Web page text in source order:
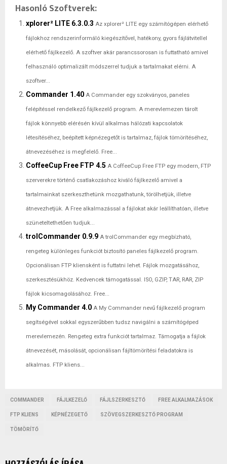
Hasonló Szoftverek:
xplorer² LITE 6.3.0.3 Az xplorer² LITE egy számítógépen elérhető
fájlokhoz rendszerinformáló kiegészítővel, hatékony, gyors fájlátvitellel
elérhető fájlkezelő. A szoftver akár parancssorosan is futtatható amivel
felhasználó optimalizált módszerrel tudjuk a tartalmakat elérni. A
szoftver...
Commander 1.40 A Commander egy szokványos, paneles
felépítéssel rendelkező fájlkezelő program. A merevlemezen tárolt
fájlok könnyebb elérésén kívül alkalmas hálózati kapcsolatok
létesítéséhez, beépített képnézegetőt is tartalmaz, fájlok tömörítéséhez,
átnevezéséhez is megfelelő. Free...
CoffeeCup Free FTP 4.5 A CoffeeCup Free FTP egy modern, FTP
szerverekre történő csatlakozáshoz kiváló fájlkezelő amivel a
tartalmainkat szerkeszthetünk mozgathatunk, törölhetjük, illetve
átnevezhetjük. A Free alkalmazással a fájlokat akár leállíthatóan, illetve
szüneteltethetően tudjuk...
trolCommander 0.9.9 A trolCommander egy megbízható,
rengeteg különleges funkciót biztosító paneles fájlkezelő program.
Opcionálisan FTP kliensként is futtatni lehet. Fájlok mozgatásához,
szerkesztésükhöz. Kedvencek támogatással. ISO, GZIP, TAR, RAR, ZIP
fájlok kicsomagolásához. Free...
My Commander 4.0 A My Commander nevű fájlkezelő program
segítségével sokkal egyszerűbben tudsz navigálni a számítógéped
merevlemezén. Rengeteg extra funkciót tartalmaz. Támogatja a fájlok
átnevezését, másolását, opcionálisan fájltömörítési feladatokra is
alkalmas. FTP kliens...
COMMANDER FÁJLKEZELŐ FÁJLSZERKESZTŐ FREE ALKALMAZÁSOK
FTP KLIENS KÉPNÉZEGETŐ SZÖVEGSZERKESZTŐ PROGRAM
TÖMÖRÍTŐ